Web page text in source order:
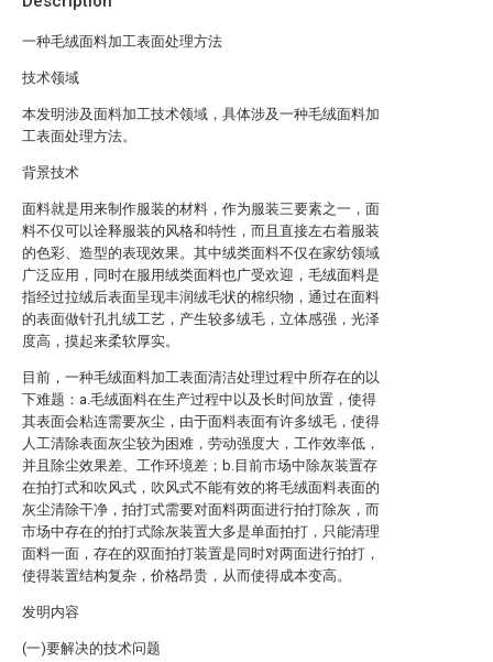
一种毛绒面料加工表面处理方法
技术领域
本发明涉及面料加工技术领域，具体涉及一种毛绒面料加
工表面处理方法。
背景技术
面料就是用来制作服装的材料，作为服装三要素之一，面
料不仅可以诠释服装的风格和特性，而且直接左右着服装
的色彩、造型的表现效果。其中绒类面料不仅在家纺领域
广泛应用，同时在服用绒类面料也广受欢迎，毛绒面料是
指经过拉绒后表面呈现丰润绒毛状的棉织物，通过在面料
的表面做针孔扎绒工艺，产生较多绒毛，立体感强，光泽
度高，摸起来柔软厚实。
目前，一种毛绒面料加工表面清洁处理过程中所存在的以
下难题：a.毛绒面料在生产过程中以及长时间放置，使得
其表面会粘连需要灰尘，由于面料表面有许多绒毛，使得
人工清除表面灰尘较为困难，劳动强度大，工作效率低，
并且除尘效果差、工作环境差；b.目前市场中除灰装置存
在拍打式和吹风式，吹风式不能有效的将毛绒面料表面的
灰尘清除干净，拍打式需要对面料两面进行拍打除灰，而
市场中存在的拍打式除灰装置大多是单面拍打，只能清理
面料一面，存在的双面拍打装置是同时对两面进行拍打，
使得装置结构复杂，价格昂贵，从而使得成本变高。
发明内容
(一)要解决的技术问题